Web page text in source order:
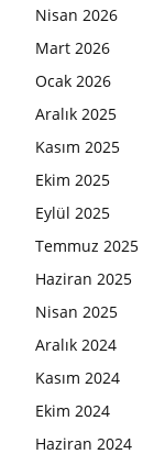
Nisan 2026
Mart 2026
Ocak 2026
Aralık 2025
Kasım 2025
Ekim 2025
Eylül 2025
Temmuz 2025
Haziran 2025
Nisan 2025
Aralık 2024
Kasım 2024
Ekim 2024
Haziran 2024